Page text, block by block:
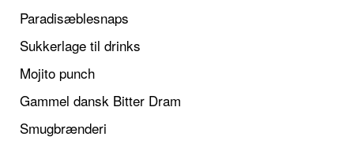
Paradisæblesnaps
Sukkerlage til drinks
Mojito punch
Gammel dansk Bitter Dram
Smugbrænderi